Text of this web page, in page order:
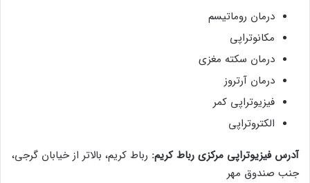
درمان روماتیسم
مکانوتراپی
درمان سکته مغزی
درمان آرتروز
فیزیوتراپی کمر
الکتروتراپی
آدرس فیزیوتراپی مرکزی رباط کریم: رباط کریم، بالاتر از خیابان گرجی،
جنب صندوق مهر